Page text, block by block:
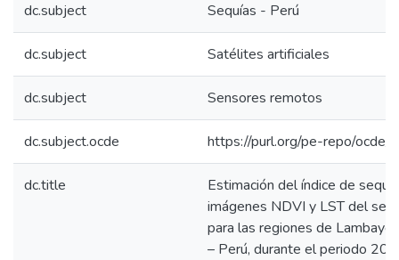
dc.subject Sequías - Perú
dc.subject Satélites artificiales
dc.subject Sensores remotos
dc.subject.ocde https://purl.org/pe-repo/ocde/
dc.title
Estimación del índice de
imágenes NDVI y LST del
para las regiones de
– Perú, durante el periodo